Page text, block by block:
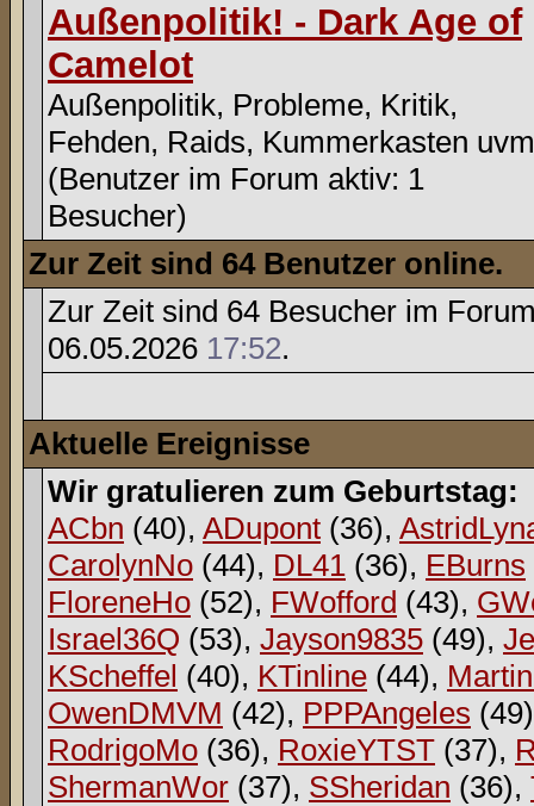
Außenpolitik! - Dark Age of
Camelot
Außenpolitik, Probleme, Kritik,
Fehden, Raids, Kummerkasten
(Benutzer im Forum aktiv: 1
Besucher)
Zur Zeit sind 64 Benutzer online.
Zur Zeit sind 64 Besucher im
06.05.2026 17:52.
Aktuelle Ereignisse
Wir gratulieren zum Geburtstag:
ACbn (40), ADupont (36),
CarolynNo (44), DL41 (36), EBurns
FloreneHo (52), FWofford (43),
Israel36Q (53), Jayson9835 (49),
KScheffel (40), KTinline (44),
OwenDMVM (42), PPPAngeles
RodrigoMo (36), RoxieYTST (37),
ShermanWor (37), SSheridan (36),